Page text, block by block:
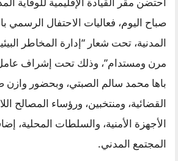
صباح اليوم، فعاليات الاحتفال الرسمي
المدنية، تحت شعار “إدارة المخاطر
مرن ومستدام”، وذلك تحت إشراف
باها محمد سالم الصبتي، وبحضور وازن
القضائية، ومنتخبين، ورؤساء المصالح
الأجهزة الأمنية، والسلطات المحلية،
المجتمع المدني.